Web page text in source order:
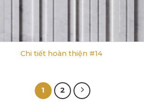
Chi tiết hoàn thiện #14
1 2